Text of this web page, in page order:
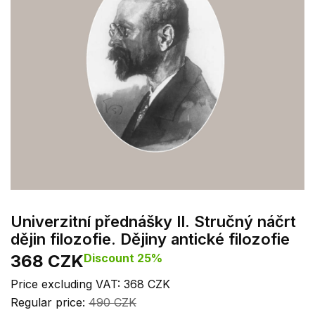
Univerzitní přednášky II. Stručný náčrt
dějin filozofie. Dějiny antické filozofie
368 CZKDiscount 25%
Price excluding VAT: 368 CZK
Regular price: 490 CZK